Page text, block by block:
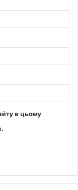
в цьому